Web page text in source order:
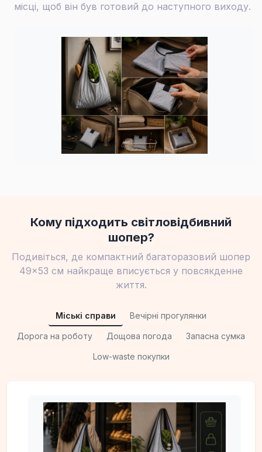
місці, щоб він був готовий до наступного виходу.
Кому підходить світловідбивний
шопер?
Подивіться, де компактний багаторазовий шопер
49×53 см найкраще вписується у повсякденне
життя.
Міські справи Вечірні прогулянки
Дорога на роботу Дощова погода Запасна сумка
Low-waste покупки